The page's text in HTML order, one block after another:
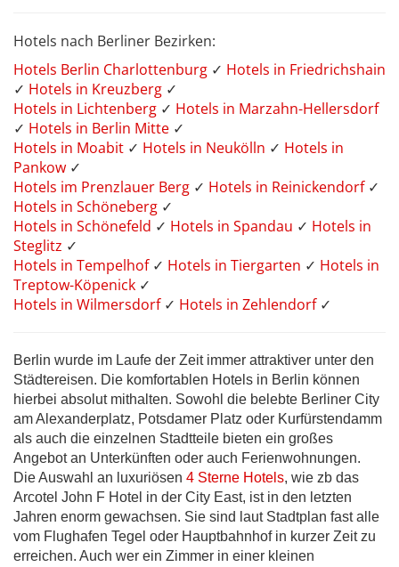
Hotels nach Berliner Bezirken:
Hotels Berlin Charlottenburg ✓ Hotels in Friedrichshain
✓ Hotels in Kreuzberg ✓
Hotels in Lichtenberg ✓ Hotels in Marzahn-Hellersdorf
✓ Hotels in Berlin Mitte ✓
Hotels in Moabit ✓ Hotels in Neukölln ✓ Hotels in
Pankow ✓
Hotels im Prenzlauer Berg ✓ Hotels in Reinickendorf ✓
Hotels in Schöneberg ✓
Hotels in Schönefeld ✓ Hotels in Spandau ✓ Hotels in
Steglitz ✓
Hotels in Tempelhof ✓ Hotels in Tiergarten ✓ Hotels in
Treptow-Köpenick ✓
Hotels in Wilmersdorf ✓ Hotels in Zehlendorf✓
Berlin wurde im Laufe der Zeit immer attraktiver unter den
Städtereisen. Die komfortablen Hotels in Berlin können
hierbei absolut mithalten. Sowohl die belebte Berliner City
am Alexanderplatz, Potsdamer Platz oder Kurfürstendamm
als auch die einzelnen Stadtteile bieten ein großes
Angebot an Unterkünften oder auch Ferienwohnungen.
Die Auswahl an luxuriösen 4 Sterne Hotels, wie zb das
Arcotel John F Hotel in der City East, ist in den letzten
Jahren enorm gewachsen. Sie sind laut Stadtplan fast alle
vom Flughafen Tegel oder Hauptbahnhof in kurzer Zeit zu
erreichen. Auch wer ein Zimmer in einer kleinen